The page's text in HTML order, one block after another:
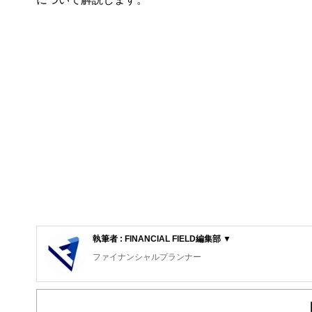
執筆者 : FINANCIAL FIELD編集部 ▼
ファイナンシャルプランナー
FinancialField編集部は、金融、経済に関する記事を、日